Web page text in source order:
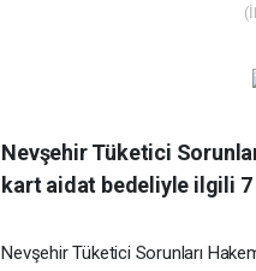
Nevşehir Tüketici
kart aidat bedeliyle ilgili 7
Nevşehir Tüketici Sorunları